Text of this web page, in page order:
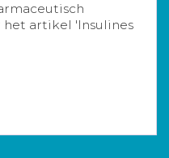
het artikel 'Insulines